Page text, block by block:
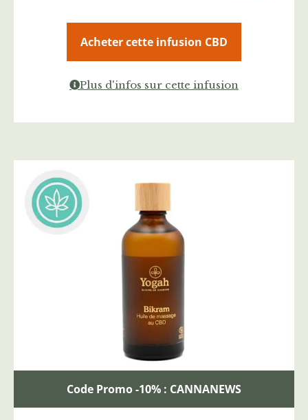
Acheter cette infusion CBD
Plus d'infos sur cette infusion
Code Promo -10% : CANNANEWS